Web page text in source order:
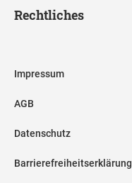
Rechtliches
Impressum
AGB
Datenschutz
Barrierefreiheitserklärung